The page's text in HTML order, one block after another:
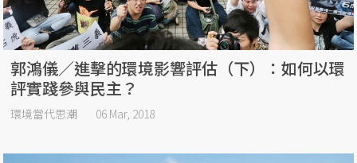
郭鴻儀／進擊的環境影響評估（下）：如何以環
評實踐參與民主？
環境當代思潮 06 Mar, 2018